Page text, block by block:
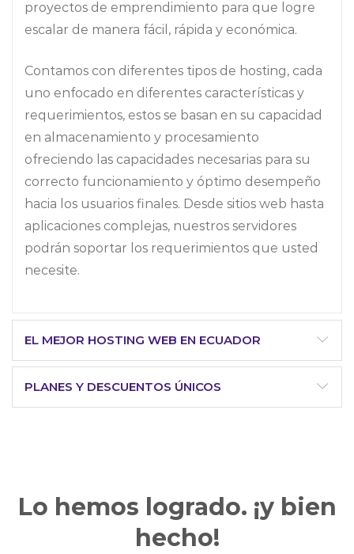
proyectos de emprendimiento para que logre
escalar de manera fácil, rápida y económica.
Contamos con diferentes tipos de hosting, cada
uno enfocado en diferentes características y
requerimientos, estos se basan en su capacidad
en almacenamiento y procesamiento
ofreciendo las capacidades necesarias para su
correcto funcionamiento y óptimo desempeño
hacia los usuarios finales. Desde sitios web hasta
aplicaciones complejas, nuestros servidores
podrán soportar los requerimientos que usted
necesite.
EL MEJOR HOSTING WEB EN ECUADOR
PLANES Y DESCUENTOS ÚNICOS
Lo hemos logrado. ¡y bien
hecho!